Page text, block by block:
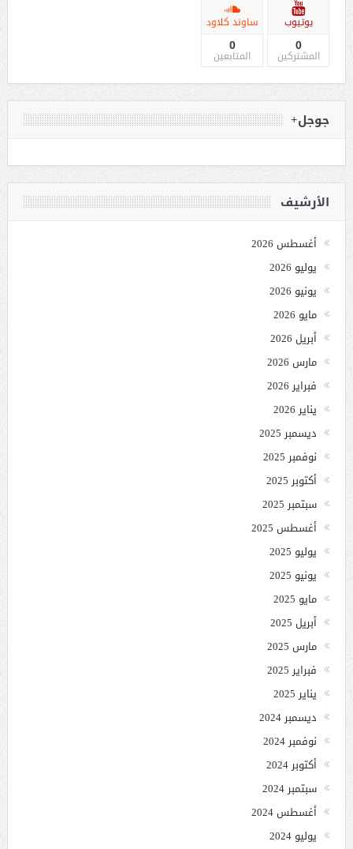
يوتيوب
0
المشتركين
ساوند كلاود
0
المتابعين
جوجل+
الأرشيف
أغسطس 2026
يوليو 2026
يونيو 2026
مايو 2026
أبريل 2026
مارس 2026
فبراير 2026
يناير 2026
ديسمبر 2025
نوفمبر 2025
أكتوبر 2025
سبتمبر 2025
أغسطس 2025
يوليو 2025
يونيو 2025
مايو 2025
أبريل 2025
مارس 2025
فبراير 2025
يناير 2025
ديسمبر 2024
نوفمبر 2024
أكتوبر 2024
سبتمبر 2024
أغسطس 2024
يوليو 2024